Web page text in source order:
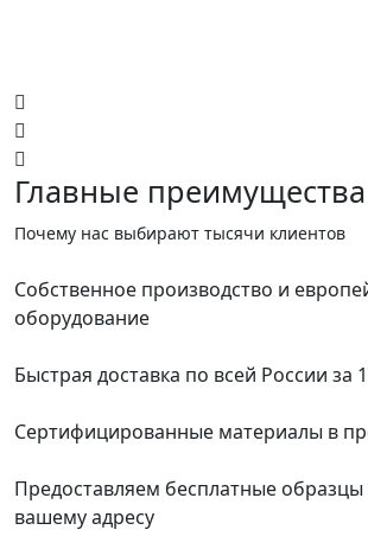
Главные преимущества
Почему нас выбирают тысячи клиентов
Собственное производство и
оборудование
Быстрая доставка по всей России за
Сертифицированные материалы в
Предоставляем бесплатные
вашему адресу